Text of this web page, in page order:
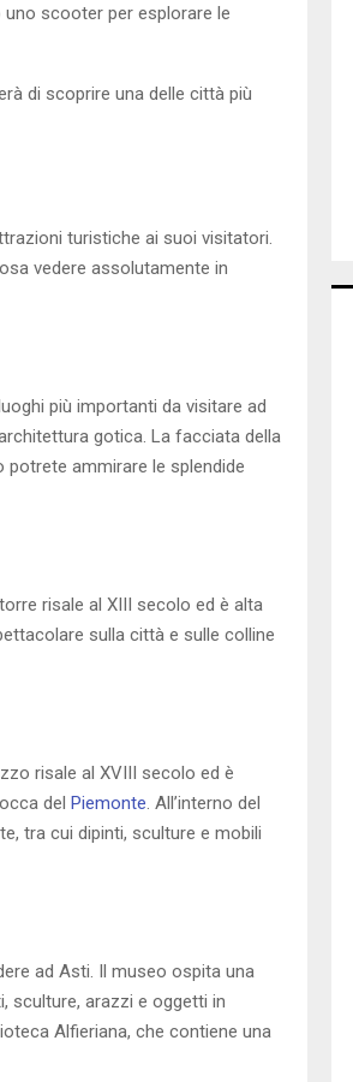
uno scooter per esplorare le
di scoprire una delle città più
turistiche ai suoi visitatori.
vedere assolutamente in
più importanti da visitare ad
gotica. La facciata della
potrete ammirare le splendide
risale al XIII secolo ed è alta
sulla città e sulle colline
risale al XVIII secolo ed è
del Piemonte. All’interno del
tra cui dipinti, sculture e mobili
ad Asti. Il museo ospita una
sculture, arazzi e oggetti in
Alfieriana, che contiene una